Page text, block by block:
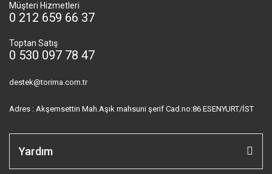
Müşteri Hizmetleri
0 212 659 66 37
Toptan Satış
0 530 097 78 47
destek@torima.com.tr
Adres : Akşemsettin Mah.Aşık mahsuni şerif Cad.no:86 ESENYURT/İST
Yardım